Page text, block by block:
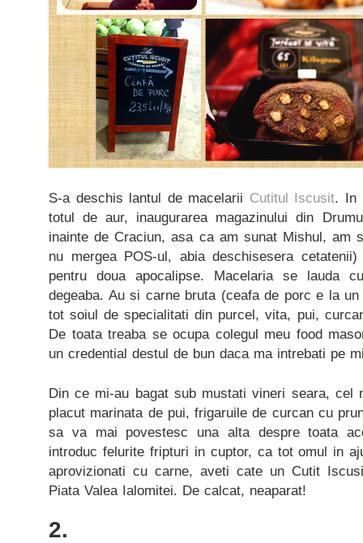
S-a deschis lantul de macelarii Cutitul Iscusit. In
totul de aur, inaugurarea magazinului din
inainte de Craciun, asa ca am sunat Mishul, am
nu mergea POS-ul, abia deschisesera
pentru doua apocalipse. Macelaria se lauda
degeaba. Au si carne bruta (ceafa de porc e la
tot soiul de specialitati din purcel, vita, pui,
De toata treaba se ocupa colegul meu food
un credential destul de bun daca ma intrebati pe
Din ce mi-au bagat sub mustati vineri seara, cel
placut marinata de pui, frigaruile de curcan cu
sa va mai povestesc una alta despre toata
introduc felurite fripturi in cuptor, ca tot omul in
aprovizionati cu carne, aveti cate un Cutit
Piata Valea Ialomitei. De calcat, neaparat!
2.